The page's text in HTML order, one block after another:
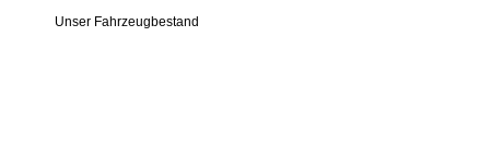
Unser Fahrzeugbestand